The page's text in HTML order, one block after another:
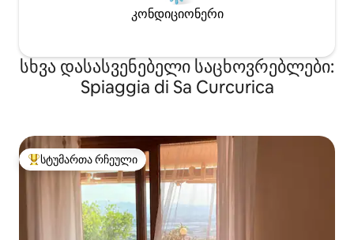
კონდიციონერი
სხვა დასასვენებელი საცხოვრებლები:
Spiaggia di Sa Curcurica
სტუმართა რჩეული მოწინავე ვარიანტი
სტუმართა რჩეული